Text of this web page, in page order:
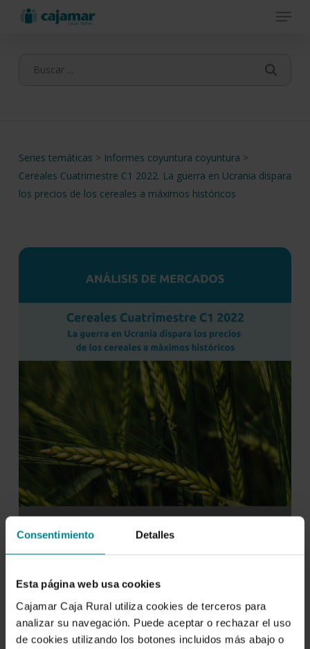
Consentimiento Detalles
Esta página web usa cookies
Cajamar Caja Rural utiliza cookies de terceros para
analizar su navegación. Puede aceptar o rechazar el uso
de cookies utilizando los botones incluidos más abajo o
Menu
Series temáticas > Informes coyuntura coyuntura >
Cereales Cuatrimestre C1 2022. La guerra en Ucrania dispara
los precios de los cereales a máximos históricos